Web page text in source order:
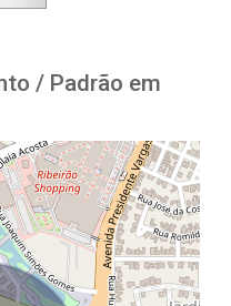
/ Padrão em